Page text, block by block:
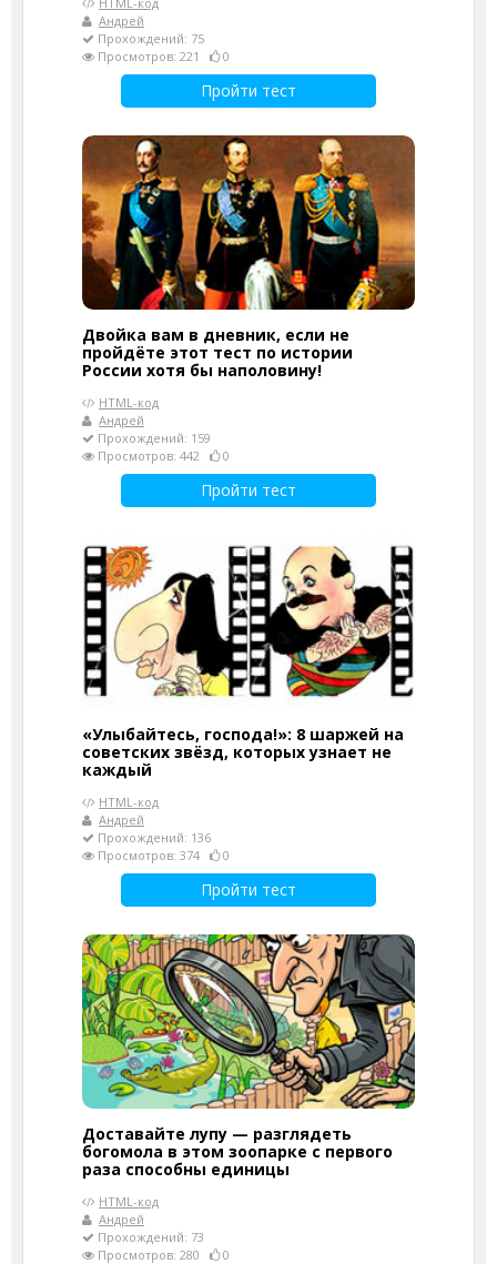
Андрей
Прохождений: 75
Просмотров: 221
0
Пройти тест
Двойка вам в дневник, если не
пройдёте этот тест по истории
России хотя бы наполовину!
HTML-код
Андрей
Прохождений: 159
Просмотров: 442
0
Пройти тест
«Улыбайтесь, господа!»: 8 шаржей на
советских звёзд, которых узнает не
каждый
HTML-код
Андрей
Прохождений: 136
Просмотров: 374
0
Пройти тест
Доставайте лупу — разглядеть
богомола в этом зоопарке с первого
раза способны единицы
HTML-код
Андрей
Прохождений: 73
Просмотров: 280
0